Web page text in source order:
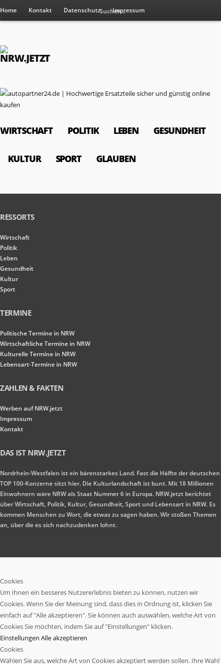
Home Kontakt Datenschutz Impressum
WIRTSCHAFT POLITIK LEBEN GESUNDHEIT
KULTUR SPORT GLAUBEN
RESSORTS
Wirtschaft
Politik
Leben
Gesundheit
Kultur
Sport
TERMINE
Politische Termine in NRW
Wirtschaftliche Termine in NRW
Kulturelle Termine in NRW
Lebensart-Termine in NRW
ZAHLEN & FAKTEN
Werben auf NRW.jetzt
Impressum
Kontakt
DAS IST NRW.JETZT
Nordrhein-Westfalen ist ein bärenstarkes Land. Fast die Hälfte der deutschen
TOP 100-Konzerne sitzt hier. Die Kulturlandschaft ist bunt. Mit 18 Millionen
Einwohnern wäre NRW als Staat Nummer 6 in Europa. NRW.jetzt berichtet
über Wirtschaft, Politik, Kultur, Gesundheit, Sport und Lebensart in NRW. Es
kommen Menschen zu Wort, die etwas zu sagen haben. Wir stoßen Themen
an, über die es sich nachzudenken lohnt.
Cookies
Um Ihnen ein besseres Nutzererlebnis bieten zu können, nutzen wir
Cookies. Wenn Sie der Meinung sind, dass dies in Ordnung ist, klicken Sie
einfach auf "Alle akzeptieren". Sie können auch auswählen, welche Art von
Cookies Sie möchten, indem Sie auf "Einstellungen" klicken.
Einstellungen Alle akzeptieren
Cookies
Wählen Sie aus, welche Art von Cookies akzeptiert werden sollen. Ihre Wahl